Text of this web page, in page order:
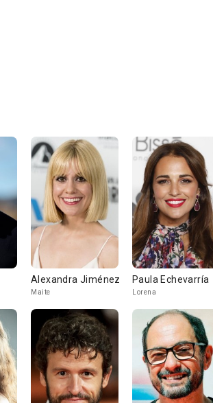
Alexandra Jiménez
Maite
Paula Echevarría
Lorena